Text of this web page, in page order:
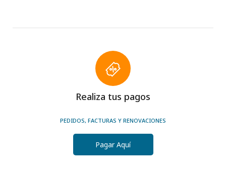
Realiza tus pagos
PEDIDOS, FACTURAS Y RENOVACIONES
Pagar Aquí